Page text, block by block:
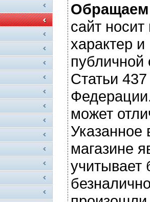
сайт
характер
Статьи
может
магазине
учитывает